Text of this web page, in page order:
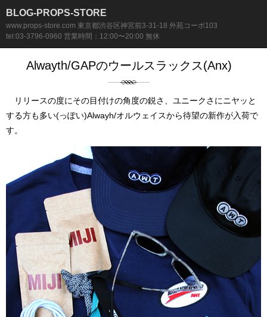
BLOG-PROPS-STORE
www.props-store.com 東京都渋谷区神宮前3-31-18 外苑コーポ103
tel:03-3796-0960 営業時間：12:00〜20:00 無休
Alwayth/GAPのウールスラックス(Anx)
リリースの度にその目付けの角度の鋭さ、ユニークさにニヤッと
する方も多い(っぽい)Alwayh/オルウェイスから待望の新作が入荷で
す。